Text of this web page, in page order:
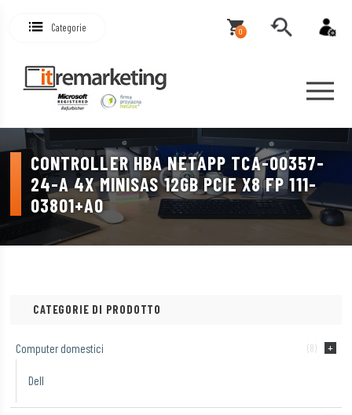
Categorie 0
CONTROLLER HBA NETAPP TCA-00357-
24-A 4X MINISAS 12GB PCIE X8 FP 111-
03801+A0
CATEGORIE DI PRODOTTO
Computer domestici (8)
Dell